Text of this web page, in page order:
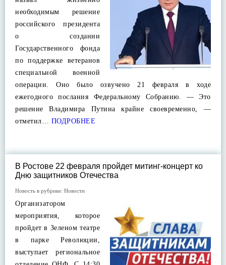
необходимым решение
российского президента
о создании
Государственного фонда
по поддержке ветеранов
специальной военной
операции. Оно было озвучено 21 февраля в ходе
ежегодного послания Федеральному Собранию. — Это
решение Владимира Путина крайне своевременно, —
отметил… ПОДРОБНЕЕ
В Ростове 22 февраля пройдет митинг-концерт ко
Дню защитников Отечества
Новость в рубрике: Новости
Организатором
мероприятия, которое
пройдет в Зеленом театре
в парке Революции,
выступает региональное